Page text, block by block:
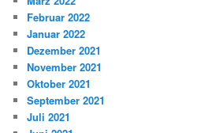
Februar 2022
Januar 2022
Dezember 2021
November 2021
Oktober 2021
September 2021
Juli 2021